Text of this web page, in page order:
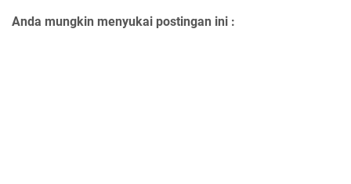
Anda mungkin menyukai postingan ini :